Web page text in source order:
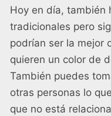
Hoy en día, también
tradicionales pero
podrían ser la mejor
quieren un color de
También puedes
otras personas lo
que no está